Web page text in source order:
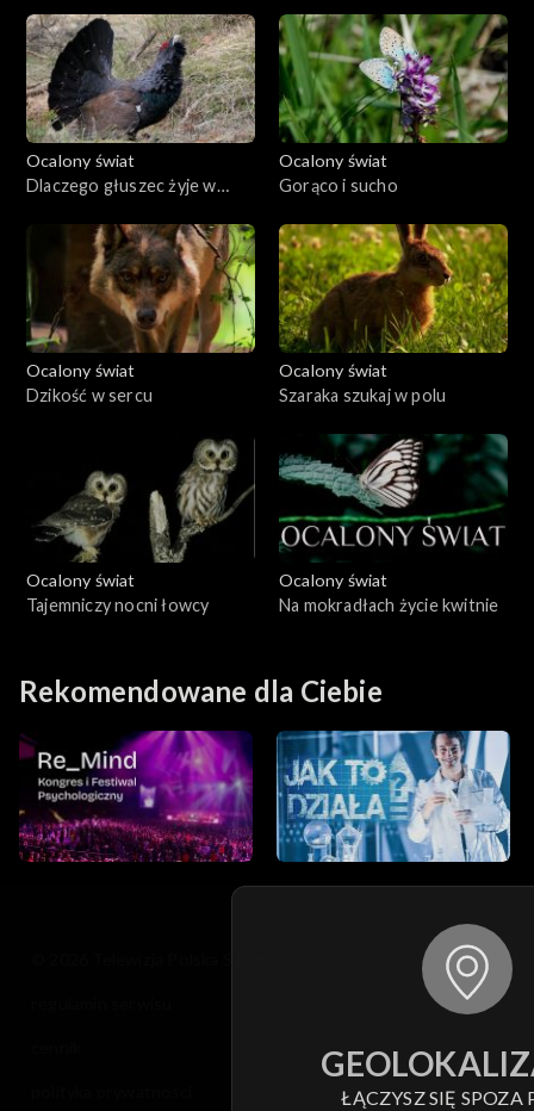
Ocalony świat
Dlaczego głuszec żyje w
Ocalony świat
Gorąco i sucho
Ocalony świat
Dzikość w sercu
Ocalony świat
Szaraka szukaj w polu
Ocalony świat
Tajemniczy nocni łowcy
Ocalony świat
Na mokradłach życie kwitnie
Rekomendowane dla Ciebie
ŁĄCZYSZ SIĘ SPOZA